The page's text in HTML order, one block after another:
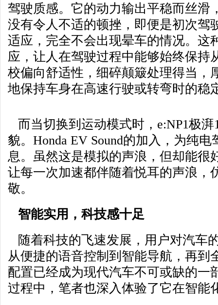
驾驶质感。它的动力输出平稳而丝滑
没有令人不适的顿挫，即便是初次驾
适应，完全不会出现晕车的情况。这
应，让人在驾驶过程中能够始终保持
校偏向舒适性，细碎颠簸处理得当，
地保持车身在高速行驶或转弯时的稳
而当切换到运动模式时，e:NP1极
貌。Honda EV Sound的加入，为纯
息。虽然这是模拟的声浪，但却能很
让每一次加速都伴随着悦耳的声浪，
敬。
智能实用，科技感十足
随着科技的飞速发展，用户对汽车
从便捷的语音控制到智能导航，再到
配置已经成为现代汽车不可或缺的一
过程中，笔者也深入体验了它在智能